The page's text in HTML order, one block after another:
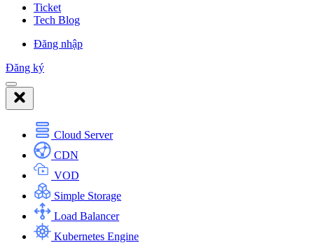
Ticket
Tech Blog
Đăng nhập
Đăng ký
Cloud Server
CDN
VOD
Simple Storage
Load Balancer
Kubernetes Engine